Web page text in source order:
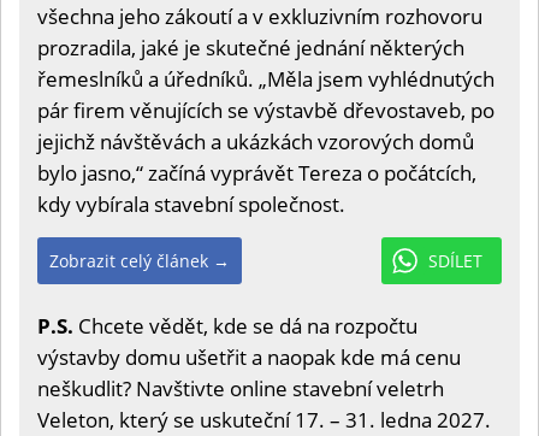
všechna jeho zákoutí a v exkluzivním rozhovoru
prozradila, jaké je skutečné jednání některých
řemeslníků a úředníků. „Měla jsem vyhlédnutých
pár firem věnujících se výstavbě dřevostaveb, po
jejichž návštěvách a ukázkách vzorových domů
bylo jasno,“ začíná vyprávět Tereza o počátcích,
kdy vybírala stavební společnost.
SDÍLET
Zobrazit celý článek →
P.S. Chcete vědět, kde se dá na rozpočtu
výstavby domu ušetřit a naopak kde má cenu
neškudlit? Navštivte online stavební veletrh
Veleton, který se uskuteční 17. – 31. ledna 2027.